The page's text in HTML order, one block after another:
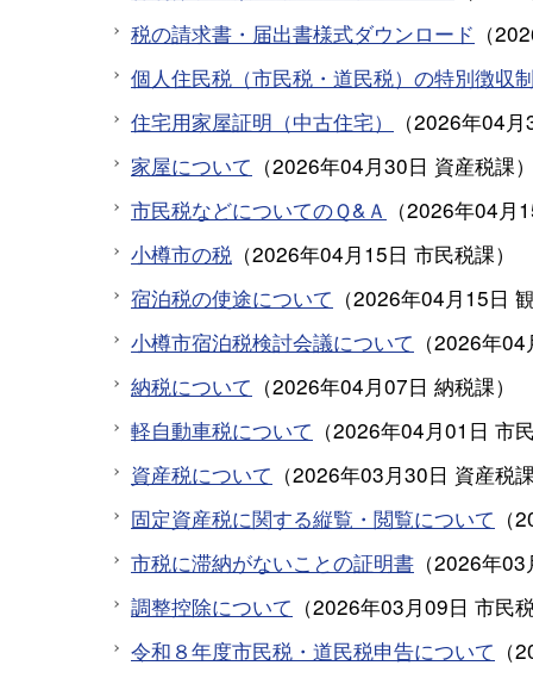
税の請求書・届出書様式ダウンロード （
個人住民税（市民税・道民税）の特別徴収
住宅用家屋証明（中古住宅）
（2026年04月
家屋について （2026年04月30日 資産税課
市民税などについてのＱ&Ａ （2026年04月
小樽市の税 （2026年04月15日 市民税課）
宿泊税の使途について （2026年04月15日
小樽市宿泊税検討会議について （2026年04
納税について （2026年04月07日 納税課）
軽自動車税について （2026年04月01日 市
資産税について （2026年03月30日 資産税
固定資産税に関する縦覧・閲覧について （
市税に滞納がないことの証明書 （2026年03
調整控除について （2026年03月09日 市民
令和８年度市民税・道民税申告について （